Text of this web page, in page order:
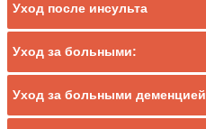
Уход после инсульта
Уход за больными:
Уход за больными деменцией